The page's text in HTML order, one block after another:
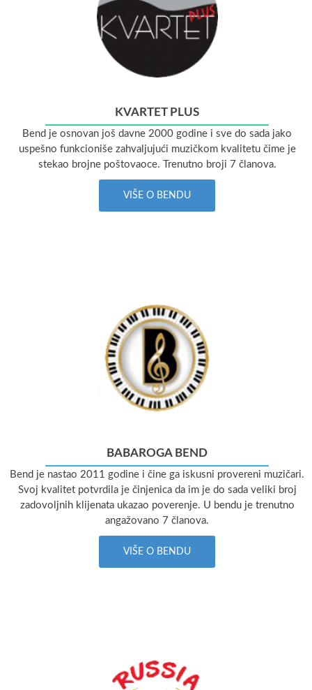
KVARTET PLUS
Bend je osnovan još davne 2000 godine i sve do sada jako
uspešno funkcioniše zahvaljujući muzičkom kvalitetu čime je
stekao brojne poštovaoce. Trenutno broji 7 članova.
VIŠE O BENDU
BABAROGA BEND
Bend je nastao 2011 godine i čine ga iskusni provereni muzičari.
Svoj kvalitet potvrdila je činjenica da im je do sada veliki broj
zadovoljnih klijenata ukazao poverenje. U bendu je trenutno
angažovano 7 članova.
VIŠE O BENDU